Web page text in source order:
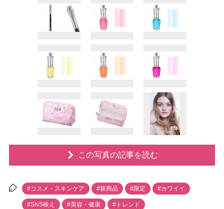
この写真の記事を読む
#コスメ・スキンケア #新商品 #限定 #カワイイ
#SNS映え #美容・健康 #トレンド